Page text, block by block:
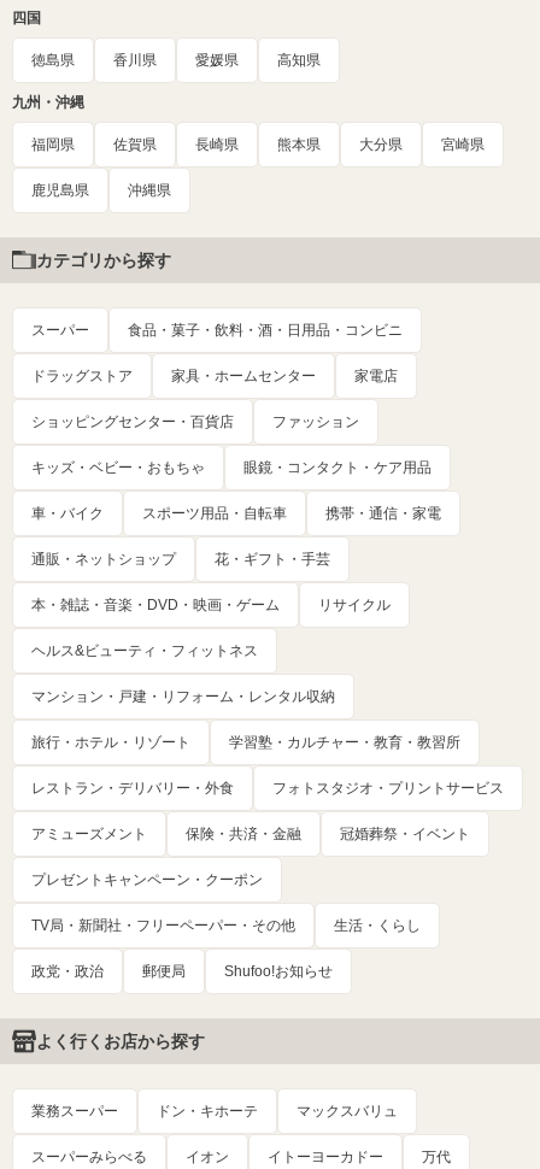
四国
徳島県 香川県 愛媛県 高知県
九州・沖縄
福岡県 佐賀県 長崎県 熊本県 大分県 宮崎県
鹿児島県 沖縄県
カテゴリから探す
スーパー 食品・菓子・飲料・酒・日用品・コンビニ
ドラッグストア 家具・ホームセンター 家電店
ショッピングセンター・百貨店 ファッション
キッズ・ベビー・おもちゃ 眼鏡・コンタクト・ケア用品
車・バイク スポーツ用品・自転車 携帯・通信・家電
通販・ネットショップ 花・ギフト・手芸
本・雑誌・音楽・DVD・映画・ゲーム リサイクル
ヘルス&ビューティ・フィットネス
マンション・戸建・リフォーム・レンタル収納
旅行・ホテル・リゾート 学習塾・カルチャー・教育・教習所
レストラン・デリバリー・外食 フォトスタジオ・プリントサービス
アミューズメント 保険・共済・金融 冠婚葬祭・イベント
プレゼントキャンペーン・クーポン
TV局・新聞社・フリーペーパー・その他 生活・くらし
政党・政治 郵便局 Shufoo!お知らせ
よく行くお店から探す
業務スーパー ドン・キホーテ マックスバリュ
スーパーみらべる イオン イトーヨーカドー 万代